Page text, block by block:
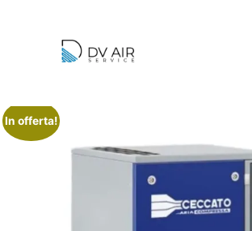
In offerta!